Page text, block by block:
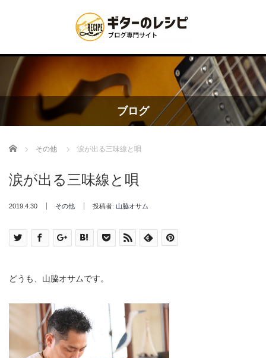
ブログ
Home その他 涙が出る三味線と唄
涙が出る三味線と唄
2019.4.30 その他 投稿者: 山脇オサム
どうも、山脇オサムです。